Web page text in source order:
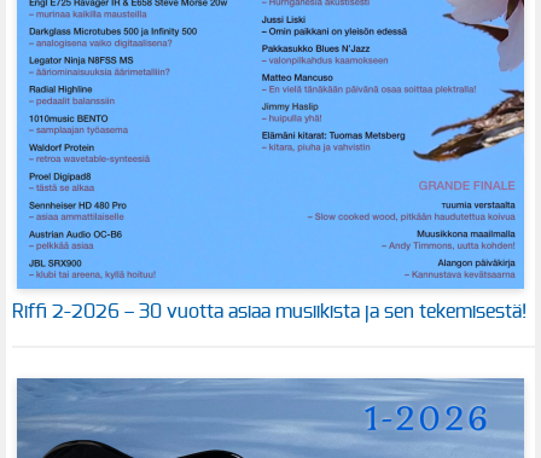
Riffi 2-2026 – 30 vuotta asiaa musiikista ja sen tekemisestä!